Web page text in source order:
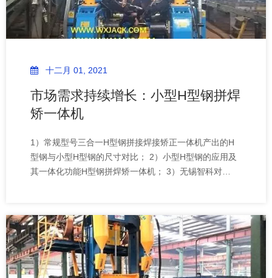
十二月 01, 2021
市场需求持续增长：小型H型钢拼焊
矫一体机
1）常规型号三合一H型钢拼接焊接矫正一体机产出的H
型钢与小型H型钢的尺寸对比； 2）小型H型钢的应用及
其一体化功能H型钢拼焊矫一体机； 3）无锡智科对